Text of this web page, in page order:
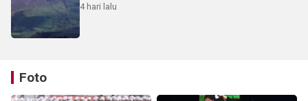
4 hari lalu
Foto